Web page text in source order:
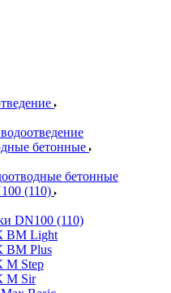
бетонные
бетонные
(110)
DN100 (110)
ВМ Light
ВМ Plus
М Step
М Sir